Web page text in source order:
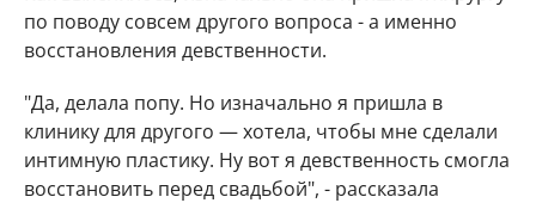
по поводу совсем другого вопроса - а именно
восстановления девственности.
"Да, делала попу. Но изначально я пришла в
клинику для другого — хотела, чтобы мне сделали
интимную пластику. Ну вот я девственность смогла
восстановить перед свадьбой", - рассказала